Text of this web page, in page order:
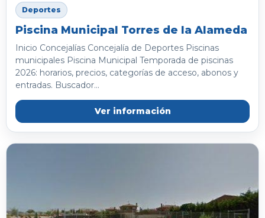
Deportes
Piscina Municipal Torres de la Alameda
Inicio Concejalías Concejalía de Deportes Piscinas
municipales Piscina Municipal Temporada de piscinas
2026: horarios, precios, categorías de acceso, abonos y
entradas. Buscador...
Ver información